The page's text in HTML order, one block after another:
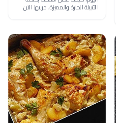
التتبيلة الحارة والمميزة، جربيها الآن